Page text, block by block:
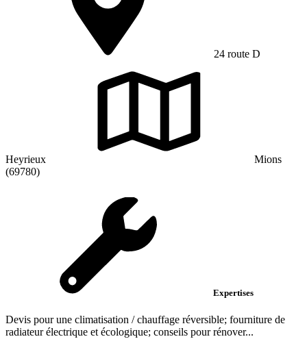
24 route D
Heyrieux
Mions
(69780)
Expertises
Devis pour une climatisation / chauffage réversible; fourniture de
radiateur électrique et écologique; conseils pour rénover...